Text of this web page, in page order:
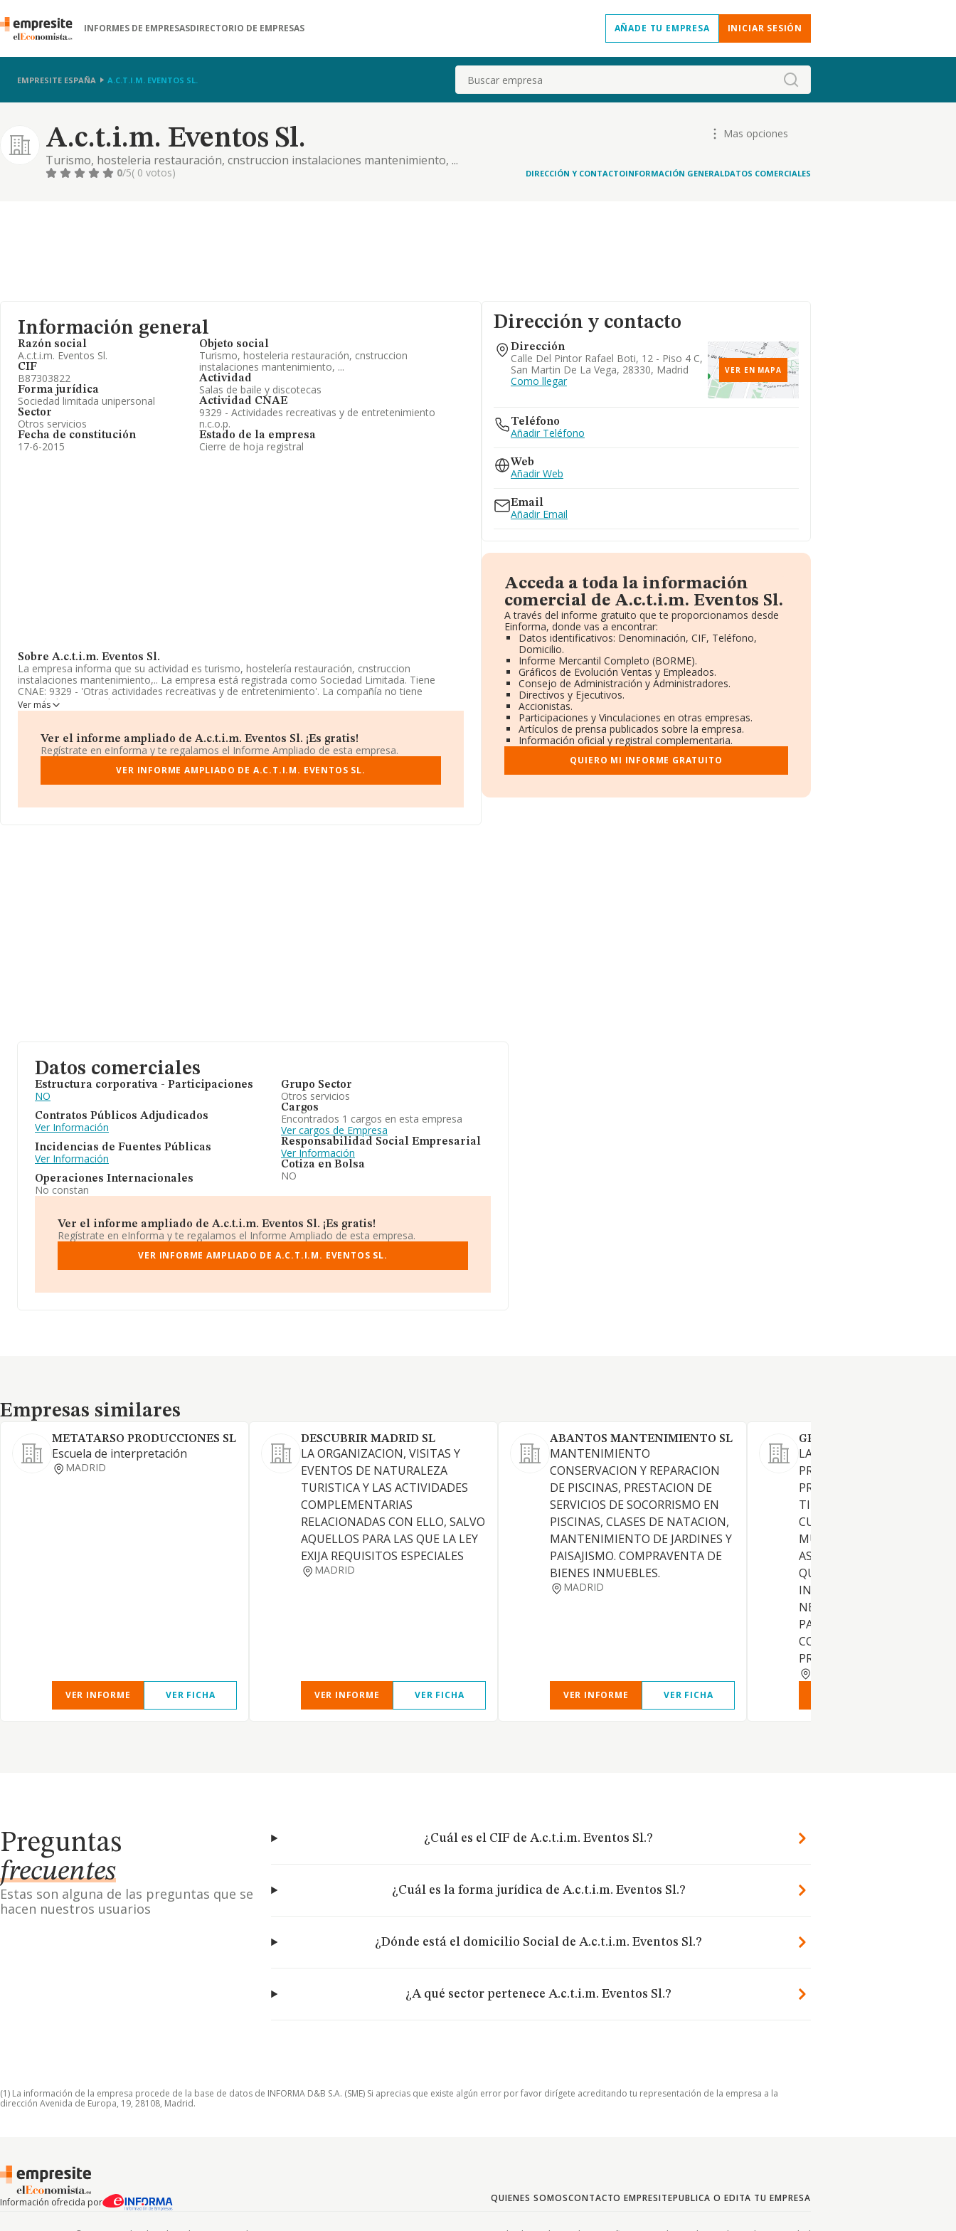
INFORMES DE EMPRESASDIRECTORIO DE EMPRESAS AÑADE TU EMPRESA INICIAR SESIÓN
EMPRESITE ESPAÑA A.C.T.I.M. EVENTOS SL. Buscar
A.c.t.i.m. Eventos Sl.
Turismo, hosteleria restauración, cnstruccion instalaciones mantenimiento, ...
Mas opciones
0/5( 0 votos) DIRECCIÓN Y CONTACTOINFORMACIÓN GENERALDATOS COMERCIALES
Información general
Razón social
A.c.t.i.m. Eventos Sl.
CIF
B87303822
Forma jurídica
Sociedad limitada unipersonal
Sector
Otros servicios
Fecha de constitución
17-6-2015
Objeto social
Turismo, hosteleria restauración, cnstruccion
instalaciones mantenimiento, ...
Actividad
Salas de baile y discotecas
Actividad CNAE
9329 - Actividades recreativas y de entretenimiento
n.c.o.p.
Estado de la empresa
Cierre de hoja registral
Sobre A.c.t.i.m. Eventos Sl.
La empresa informa que su actividad es turismo, hostelería restauración, cnstruccion
instalaciones mantenimiento,.. La empresa está registrada como Sociedad Limitada. Tiene
CNAE: 9329 - 'Otras actividades recreativas y de entretenimiento'. La compañía no tiene
actividad en mercados exteriores.
situada en Calle Del Pintor Rafael Boti núm. 12 Piso 4 C, (28330), en el municipio de San Martin
De La Vega, Madrid.
En relación con el sector y disponiendo de los datos de hasta 16.000 empresas, a nivel nacional
la facturación asciende a 2.874 millones de euros y el promedio de la facturación de ventas
provincia de Madrid, en la base de datos INFORMA constan 3243 empresas, cuyas ventas han
Ver más
Ver el informe ampliado de A.c.t.i.m. Eventos Sl. ¡Es gratis!
Regístrate en eInforma y te regalamos el Informe Ampliado de esta empresa.
VER INFORME AMPLIADO DE A.C.T.I.M. EVENTOS SL.
Dirección y contacto
Dirección
Calle Del Pintor Rafael Boti, 12 - Piso 4 C,
San Martin De La Vega, 28330, Madrid
Como llegar
VER EN MAPA
Teléfono
Añadir Teléfono
Web
Añadir Web
Email
Añadir Email
Acceda a toda la información
comercial de A.c.t.i.m. Eventos Sl.
A través del informe gratuito que te proporcionamos desde
Einforma, donde vas a encontrar:
Datos identificativos: Denominación, CIF, Teléfono,
Domicilio.
Informe Mercantil Completo (BORME).
Gráficos de Evolución Ventas y Empleados.
Consejo de Administración y Administradores.
Directivos y Ejecutivos.
Accionistas.
Participaciones y Vinculaciones en otras empresas.
Artículos de prensa publicados sobre la empresa.
Información oficial y registral complementaria.
QUIERO MI INFORME GRATUITO
Datos comerciales
Estructura corporativa - Participaciones
NO
Contratos Públicos Adjudicados
Ver Información
Incidencias de Fuentes Públicas
Ver Información
Operaciones Internacionales
No constan
Grupo Sector
Otros servicios
Cargos
Encontrados 1 cargos en esta empresa
Ver cargos de Empresa
Responsabilidad Social Empresarial
Ver Información
Cotiza en Bolsa
NO
Ver el informe ampliado de A.c.t.i.m. Eventos Sl. ¡Es gratis!
Regístrate en eInforma y te regalamos el Informe Ampliado de esta empresa.
VER INFORME AMPLIADO DE A.C.T.I.M. EVENTOS SL.
Empresas similares
Empresas similares
METATARSO PRODUCCIONES SL
Escuela de interpretación
MADRID
VER INFORME VER FICHA
DESCUBRIR MADRID SL
LA ORGANIZACION, VISITAS Y
EVENTOS DE NATURALEZA
TURISTICA Y LAS ACTIVIDADES
COMPLEMENTARIAS
RELACIONADAS CON ELLO, SALVO
AQUELLOS PARA LAS QUE LA LEY
EXIJA REQUISITOS ESPECIALES
MADRID
VER INFORME VER FICHA
ABANTOS MANTENIMIENTO SL
MANTENIMIENTO
CONSERVACION Y REPARACION
DE PISCINAS, PRESTACION DE
SERVICIOS DE SOCORRISMO EN
PISCINAS, CLASES DE NATACION,
MANTENIMIENTO DE JARDINES Y
PAISAJISMO. COMPRAVENTA DE
BIENES INMUEBLES.
MADRID
VER INFORME VER FICHA
GRUPO PREMIER
LA ORGANIZACION,
PRODUCCION, REALIZACION,
PROMOCION Y VENTA DE
TIPO DE ESPECTACULOS
CULTURALES, ARTISTICOS,
MUSICALES O DE OTRA
ASI COMO CUALQUIER
QUE, DIRECTA O
INDIRECTAMENTE, SEA
NECESARIA O CONVENIENTE
PARA CONSEGUIR DICHO
COMO PUBLICIDAD,
PROMOCION..
Preguntas
frecuentes
Estas son alguna de las preguntas que se
hacen nuestros usuarios
¿Cuál es el CIF de A.c.t.i.m. Eventos Sl.?
¿Cuál es la forma jurídica de A.c.t.i.m. Eventos Sl.?
¿Dónde está el domicilio Social de A.c.t.i.m. Eventos Sl.?
¿A qué sector pertenece A.c.t.i.m. Eventos Sl.?
(1) La información de la empresa procede de la base de datos de INFORMA D&B S.A. (SME) Si aprecias que existe algún error por favor dirígete acreditando tu representación de la empresa a la
dirección Avenida de Europa, 19, 28108, Madrid.
Información ofrecida por QUIENES SOMOSCONTACTO EMPRESITEPUBLICA O EDITA TU EMPRESA